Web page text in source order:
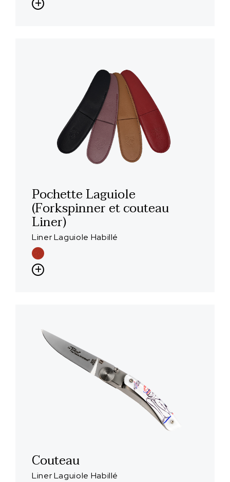
Pochette Laguiole
(Forkspinner et couteau
Liner)
Liner Laguiole Habillé
Couteau
Liner Laguiole Habillé